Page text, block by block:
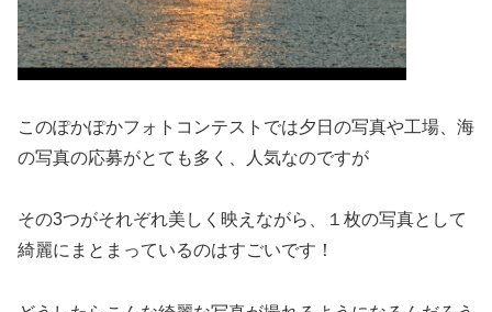
このぽかぽかフォトコンテストでは夕日の写真や工場、海
の写真の応募がとても多く、人気なのですが
その3つがそれぞれ美しく映えながら、１枚の写真として
綺麗にまとまっているのはすごいです！